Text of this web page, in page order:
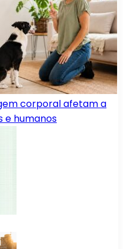
corporal afetam a
e humanos